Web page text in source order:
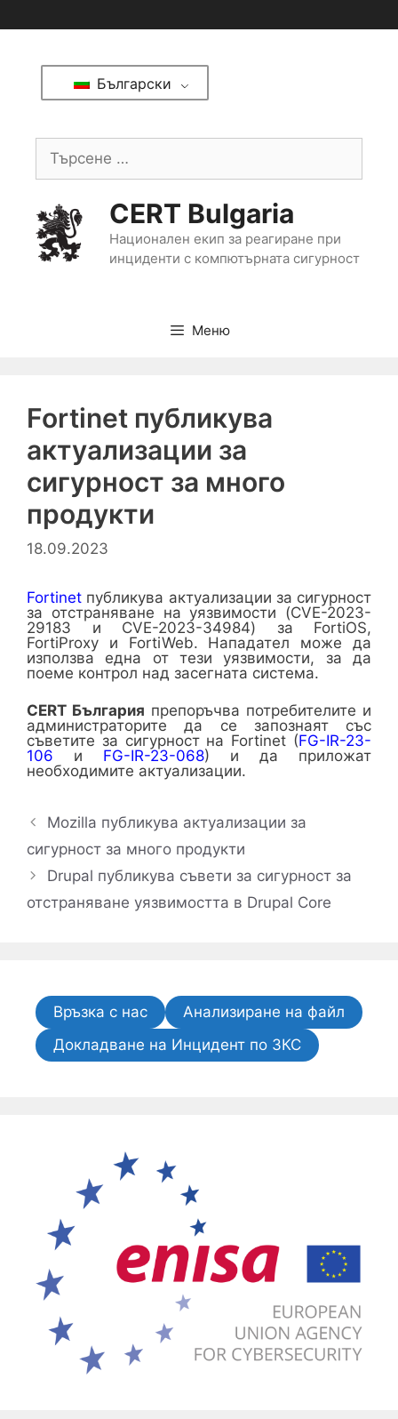
Български
CERT Bulgaria
Национален екип за реагиране при
инциденти с компютърната сигурност
Меню
Fortinet публикува
актуализации за
сигурност за много
продукти
18.09.2023
Fortinet публикува актуализации за сигурност
за отстраняване на уязвимости (CVE-2023-
29183 и CVE-2023-34984) за FortiOS,
FortiProxy и FortiWeb. Нападател може да
използва една от тези уязвимости, за да
поеме контрол над засегната система.
CERT България препоръчва потребителите и
администраторите да се запознаят със
съветите за сигурност на Fortinet (FG-IR-23-
106 и FG-IR-23-068) и да приложат
необходимите актуализации.
Mozilla публикува актуализации за
сигурност за много продукти
Drupal публикува съвети за сигурност за
отстраняване уязвимостта в Drupal Core
Връзка с нас
Анализиране на файл
Докладване на Инцидент по ЗКС